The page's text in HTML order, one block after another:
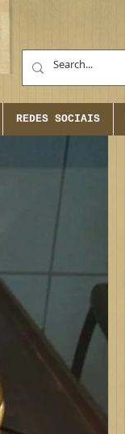
REDES SOCIAIS